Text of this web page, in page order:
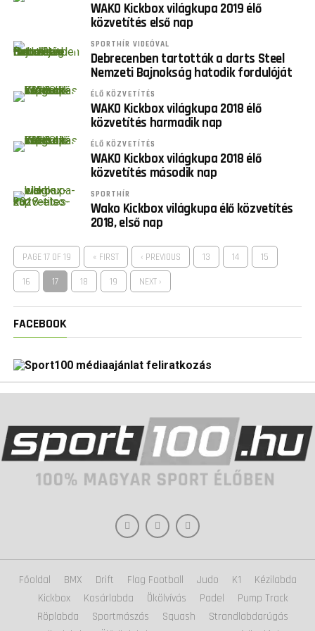
WAKO Kickbox világkupa 2019 élő
közvetítés első nap
SPORTHÍR VIDEÓVAL
Debrecenben tartották a darts Steel
Nemzeti Bajnokság hatodik fordulóját
ÉLŐ KÖZVETÍTÉS
WAKO Kickbox világkupa 2018 élő
közvetítés harmadik nap
ÉLŐ KÖZVETÍTÉS
WAKO Kickbox világkupa 2018 élő
közvetítés második nap
SPORTHÍR
Wako Kickbox világkupa élő közvetítés
2018, első nap
PAGE 17 OF 19 « FIRST ‹ PREVIOUS 13 14 15
16 17 18 19 NEXT ›
FACEBOOK
Főoldal BMX Drift Flag Football Judo K1
Kézilabda
Kickbox
Kosárlabda Ökölvívás Padel
Pump Track
Röplabda
Sportmászás Squash
Strandlabdarúgás